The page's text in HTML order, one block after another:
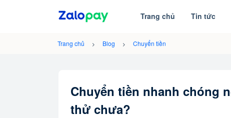
Trang chủ Tin tức
Trang chủ Blog Chuyển tiền
Chuyển tiền nhanh chóng
thử chưa?